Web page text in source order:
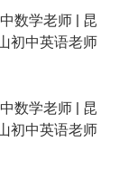
数学老师 | 昆
初中英语老师
数学老师 | 昆
初中英语老师